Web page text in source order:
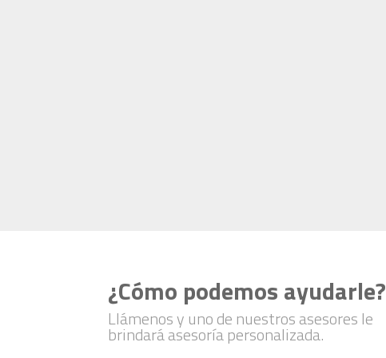
¿Cómo podemos ayudarle?
Llámenos y uno de nuestros asesores le
brindará asesoría personalizada.